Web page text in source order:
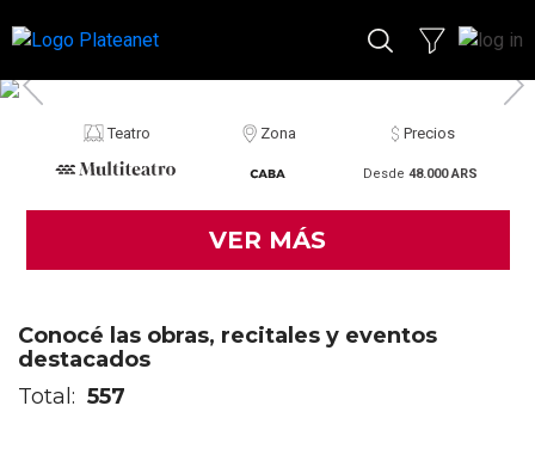
Teatro Zona Precios
Desde 48.000 ARS
VER MÁS
Conocé las obras, recitales y eventos
destacados
Total: 557